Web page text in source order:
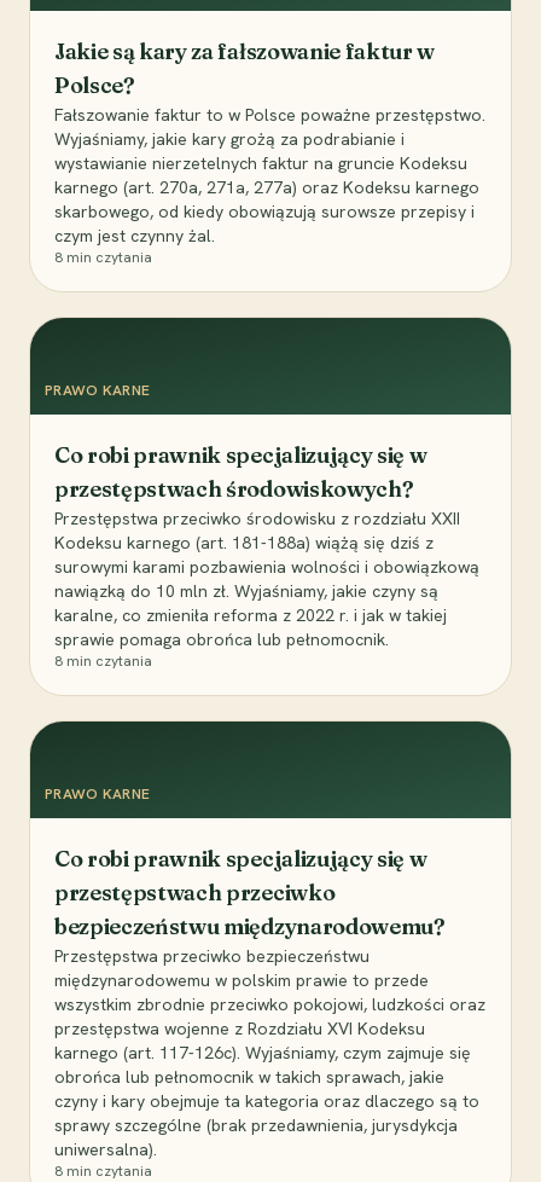
Jakie są kary za fałszowanie faktur w
Polsce?
Fałszowanie faktur to w Polsce poważne przestępstwo.
Wyjaśniamy, jakie kary grożą za podrabianie i
wystawianie nierzetelnych faktur na gruncie Kodeksu
karnego (art. 270a, 271a, 277a) oraz Kodeksu karnego
skarbowego, od kiedy obowiązują surowsze przepisy i
czym jest czynny żal.
8 min czytania
PRAWO KARNE
Co robi prawnik specjalizujący się w
przestępstwach środowiskowych?
Przestępstwa przeciwko środowisku z rozdziału XXII
Kodeksu karnego (art. 181-188a) wiążą się dziś z
surowymi karami pozbawienia wolności i obowiązkową
nawiązką do 10 mln zł. Wyjaśniamy, jakie czyny są
karalne, co zmieniła reforma z 2022 r. i jak w takiej
sprawie pomaga obrońca lub pełnomocnik.
8 min czytania
PRAWO KARNE
Co robi prawnik specjalizujący się w
przestępstwach przeciwko
bezpieczeństwu międzynarodowemu?
Przestępstwa przeciwko bezpieczeństwu
międzynarodowemu w polskim prawie to przede
wszystkim zbrodnie przeciwko pokojowi, ludzkości oraz
przestępstwa wojenne z Rozdziału XVI Kodeksu
karnego (art. 117-126c). Wyjaśniamy, czym zajmuje się
obrońca lub pełnomocnik w takich sprawach, jakie
czyny i kary obejmuje ta kategoria oraz dlaczego są to
sprawy szczególne (brak przedawnienia, jurysdykcja
uniwersalna).
8 min czytania